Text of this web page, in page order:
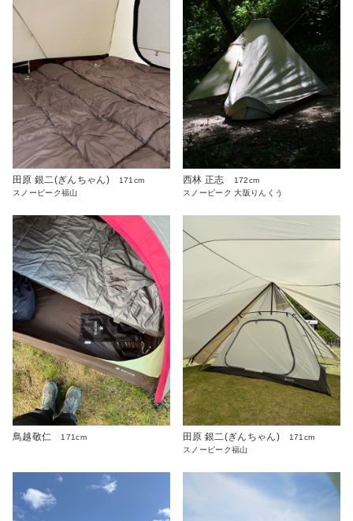
田原 銀二(ぎんちゃん)
171cm
スノーピーク福山
西林 正志
172cm
スノーピーク 大阪りんくう
鳥越敬仁 171cm 田原 銀二(ぎんちゃん)
171cm
スノーピーク福山